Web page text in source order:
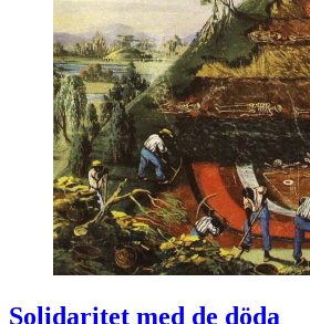
Solidaritet med de döda